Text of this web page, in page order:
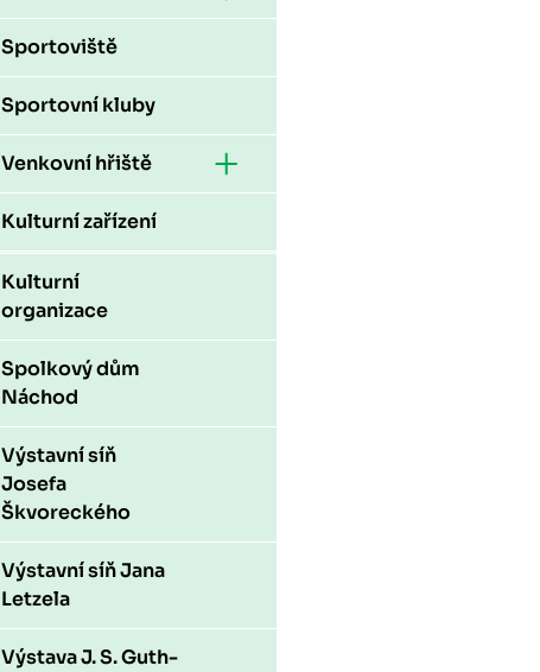
Sportoviště
Sportovní kluby
Venkovní hřiště
Kulturní zařízení
Kulturní
organizace
Spolkový dům
Náchod
Výstavní síň
Josefa
Škvoreckého
Výstavní síň Jana
Letzela
Výstava J. S. Guth-